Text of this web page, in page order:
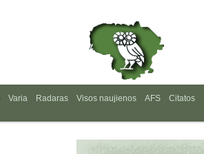
Varia Radaras Visos naujienos AFS
Citatos